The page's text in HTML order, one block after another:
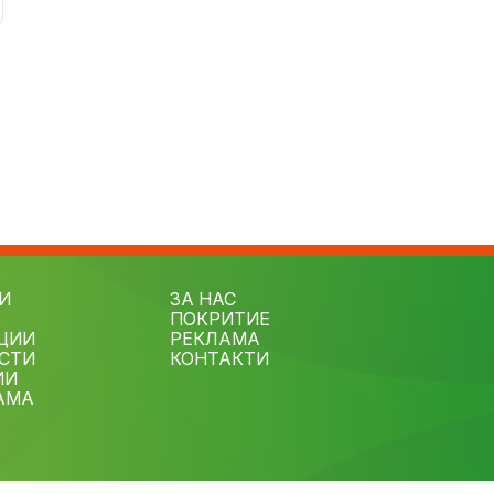
ЗА НАС
ПОКРИТИЕ
РЕКЛАМА
КОНТАКТИ